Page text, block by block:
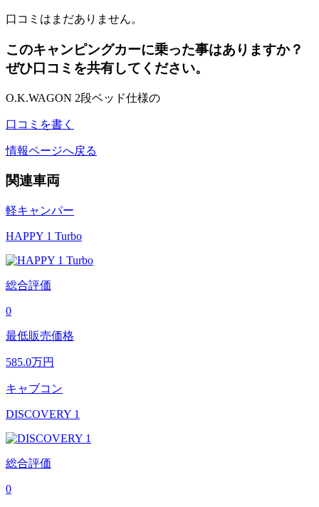
口コミはまだありません。
このキャンピングカーに乗った事はありますか？
ぜひ口コミを共有してください。
O.K.WAGON 2段ベッド仕様の
口コミを書く
情報ページへ戻る
関連車両
軽キャンパー
HAPPY 1 Turbo
総合評価
0
最低販売価格
585.0万円
キャブコン
DISCOVERY 1
総合評価
0